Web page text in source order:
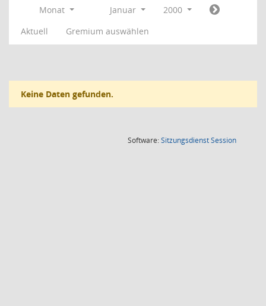
Monat Januar
2000
Aktuell
Gremium auswählen
Keine Daten gefunden.
Software:SitzungsdienstSession(Wird in